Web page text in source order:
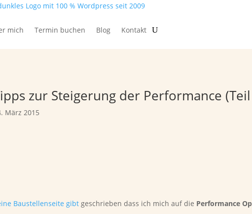
mich Termin buchen Blog Kontakt
zur Steigerung der Performance
März 2015
Baustellenseite gibt geschrieben dass ich mich auf die Performance